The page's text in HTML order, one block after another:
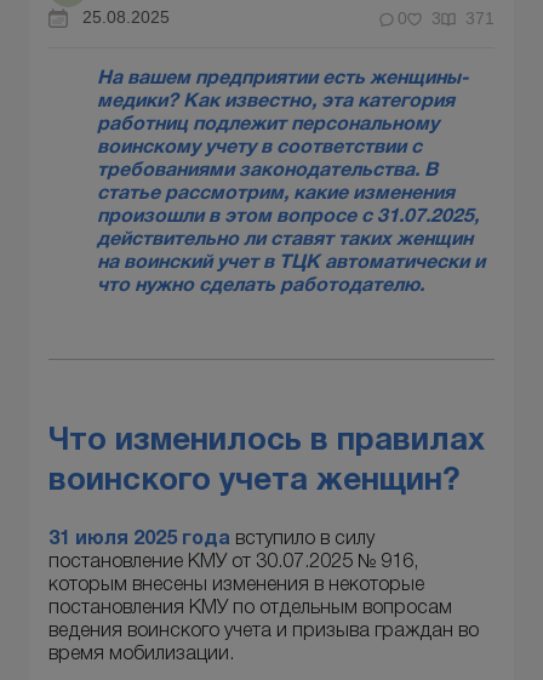
25.08.2025
0 3 371
На вашем предприятии есть женщины-
медики? Как известно, эта категория
работниц подлежит персональному
воинскому учету в соответствии с
требованиями законодательства. В
статье рассмотрим, какие изменения
произошли в этом вопросе с 31.07.2025,
действительно ли ставят таких женщин
на воинский учет в ТЦК автоматически и
что нужно сделать работодателю.
Что изменилось в правилах
воинского учета женщин?
31 июля 2025 года вступило в силу
постановление КМУ от 30.07.2025 № 916,
которым внесены изменения в некоторые
постановления КМУ по отдельным вопросам
ведения воинского учета и призыва граждан во
время мобилизации.